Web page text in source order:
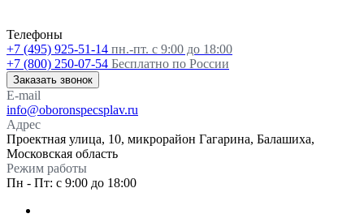
Телефоны
+7 (495) 925-51-14 пн.-пт. с 9:00 до 18:00
+7 (800) 250-07-54 Бесплатно по России
Заказать звонок
E-mail
info@oboronspecsplav.ru
Адрес
Проектная улица, 10, микрорайон Гагарина, Балашиха,
Московская область
Режим работы
Пн - Пт: с 9:00 до 18:00